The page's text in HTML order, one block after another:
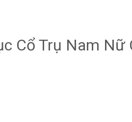
Cổ Trụ Nam Nữ